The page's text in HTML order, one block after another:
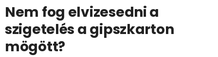
Nem fog elvizesedni a
szigetelés a gipszkarton
mögött?